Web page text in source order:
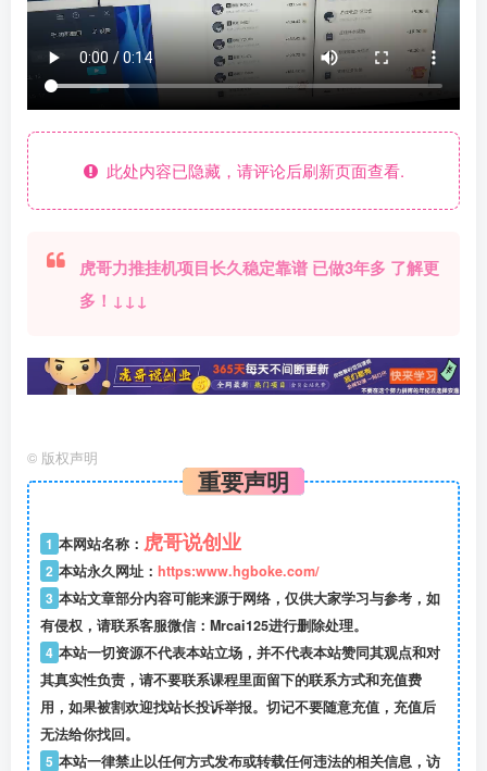
此处内容已隐藏，请评论后刷新页面查看.
虎哥力推挂机项目长久稳定靠谱 已做3年多 了解更
多！↓↓↓
© 版权声明
重要声明
1 本网站名称： 虎哥说创业
2 本站永久网址： https:www.hgboke.com/
3 本站文章部分内容可能来源于网络，仅供大家学习与参考，如
有侵权，请联系客服微信：Mrcai125进行删除处理。
4 本站一切资源不代表本站立场，并不代表本站赞同其观点和对
其真实性负责，请不要联系课程里面留下的联系方式和充值费
用，如果被割欢迎找站长投诉举报。切记不要随意充值，充值后
无法给你找回。
5 本站一律禁止以任何方式发布或转载任何违法的相关信息，访